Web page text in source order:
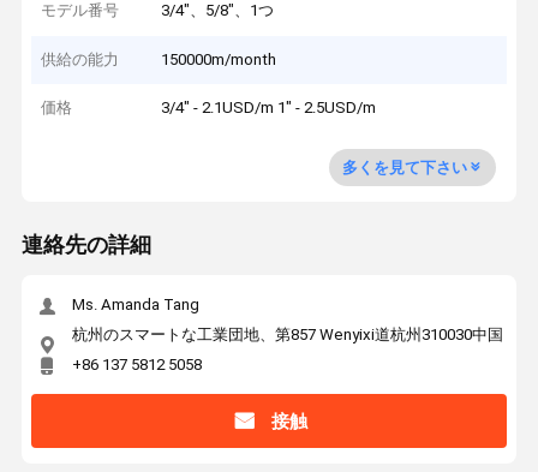
モデル番号 3/4"、5/8"、1つ
供給の能力 150000m/month
価格 3/4" - 2.1USD/m 1" - 2.5USD/m
多くを見て下さい
連絡先の詳細
Ms. Amanda Tang
杭州のスマートな工業団地、第857 Wenyixi道杭州310030中国
+86 137 5812 5058
接触